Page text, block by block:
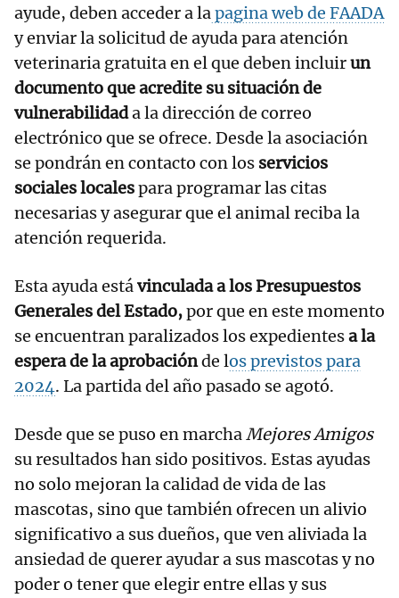
ayude, deben acceder a lapagina web de FAADA
y enviar la solicitud de ayuda para atención
veterinaria gratuita en el que deben incluirun
documento que acredite su situación de
vulnerabilidada la dirección de correo
electrónico que se ofrece. Desde la asociación
se pondrán en contacto con los servicios
sociales localespara programar las citas
necesarias y asegurar que el animal reciba la
atención requerida.
Esta ayuda estávinculada a los Presupuestos
Generales del Estado,por que en este momento
se encuentran paralizados los expedientesa la
espera de la aprobaciónde los previstos para
2024. La partida del año pasado se agotó.
Desde que se puso en marchaMejores Amigos
su resultados han sido positivos. Estas ayudas
no solo mejoran la calidad de vida de las
mascotas, sino que también ofrecen un alivio
significativo a sus dueños, que ven aliviada la
ansiedad de querer ayudar a sus mascotas y no
poder o tener que elegir entre ellas y sus